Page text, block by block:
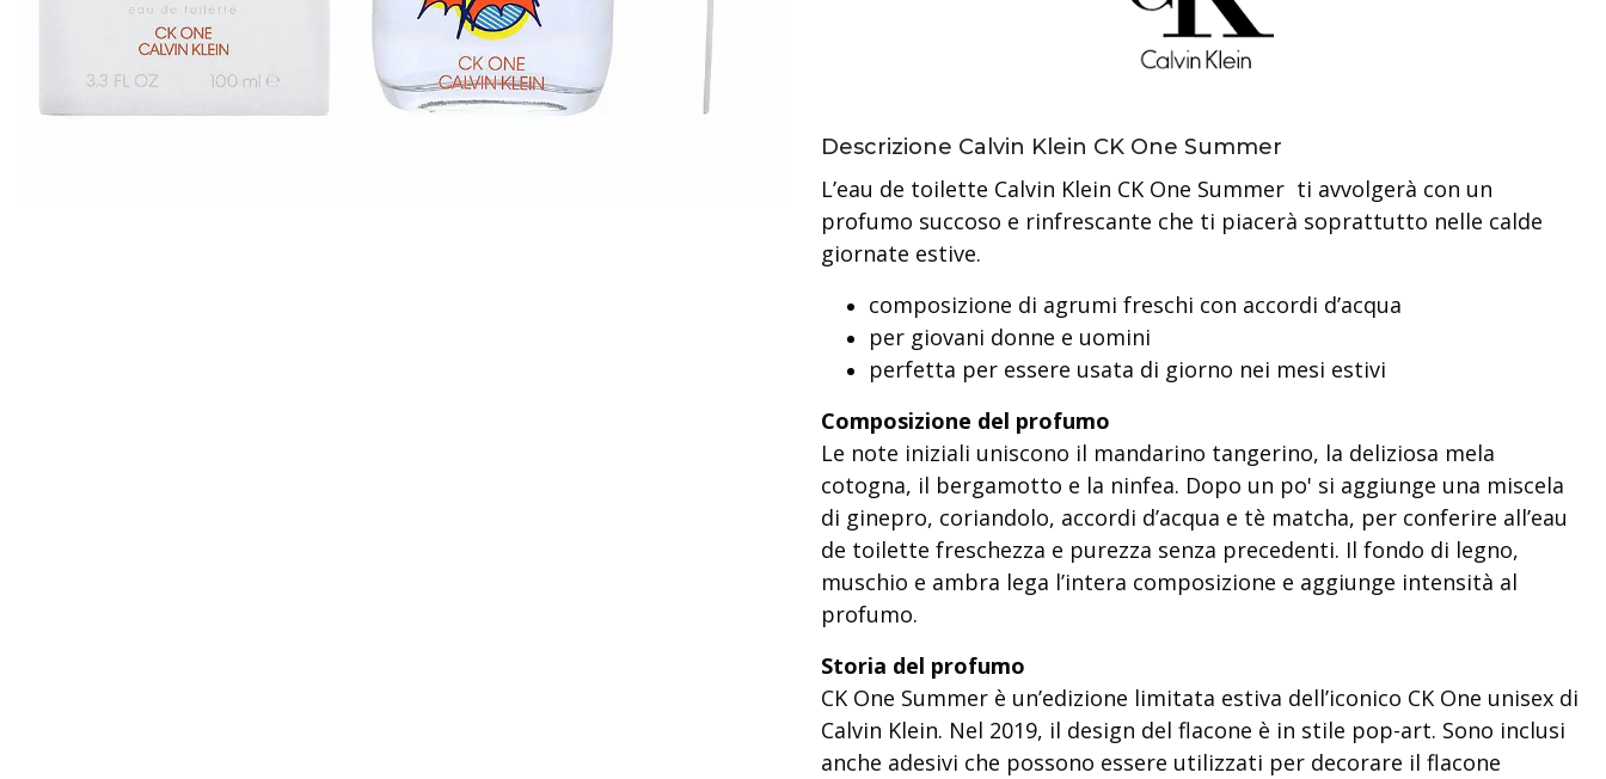
Descrizione Calvin Klein CK One Summer
L’eau de toilette Calvin Klein CK One Summer ti avvolgerà con un
profumo succoso e rinfrescante che ti piacerà soprattutto nelle calde
giornate estive.
composizione di agrumi freschi con accordi d’acqua
per giovani donne e uomini
perfetta per essere usata di giorno nei mesi estivi
Composizione del profumo
Le note iniziali uniscono il mandarino tangerino, la deliziosa mela
cotogna, il bergamotto e la ninfea. Dopo un po' si aggiunge una miscela
di ginepro, coriandolo, accordi d’acqua e tè matcha, per conferire all’eau
de toilette freschezza e purezza senza precedenti. Il fondo di legno,
muschio e ambra lega l’intera composizione e aggiunge intensità al
profumo.
Storia del profumo
CK One Summer è un’edizione limitata estiva dell’iconico CK One unisex di
Calvin Klein. Nel 2019, il design del flacone è in stile pop-art. Sono inclusi
anche adesivi che possono essere utilizzati per decorare il flacone